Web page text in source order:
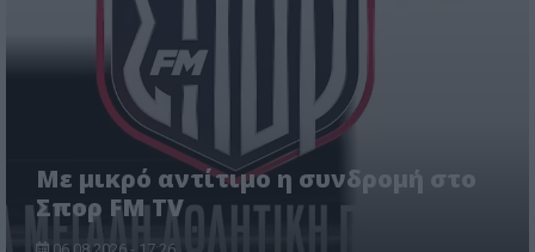
Με μικρό αντίτιμο η συνδρομή στο
Σπορ FM TV